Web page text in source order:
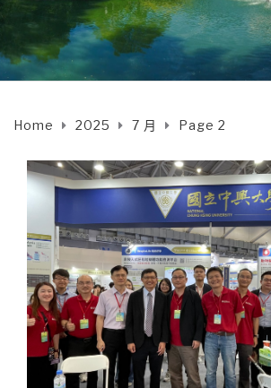
Home 2025 7 月 Page 2